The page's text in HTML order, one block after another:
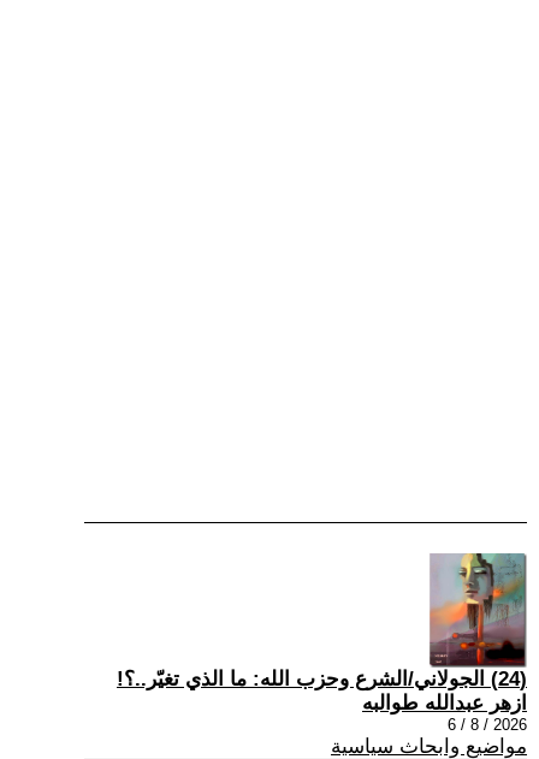
(24) الجولاني/الشرع وحزب الله: ما الذي تغيّر..؟!
ازهر عبدالله طوالبه
2026 / 8 / 6
مواضيع وابحاث سياسية